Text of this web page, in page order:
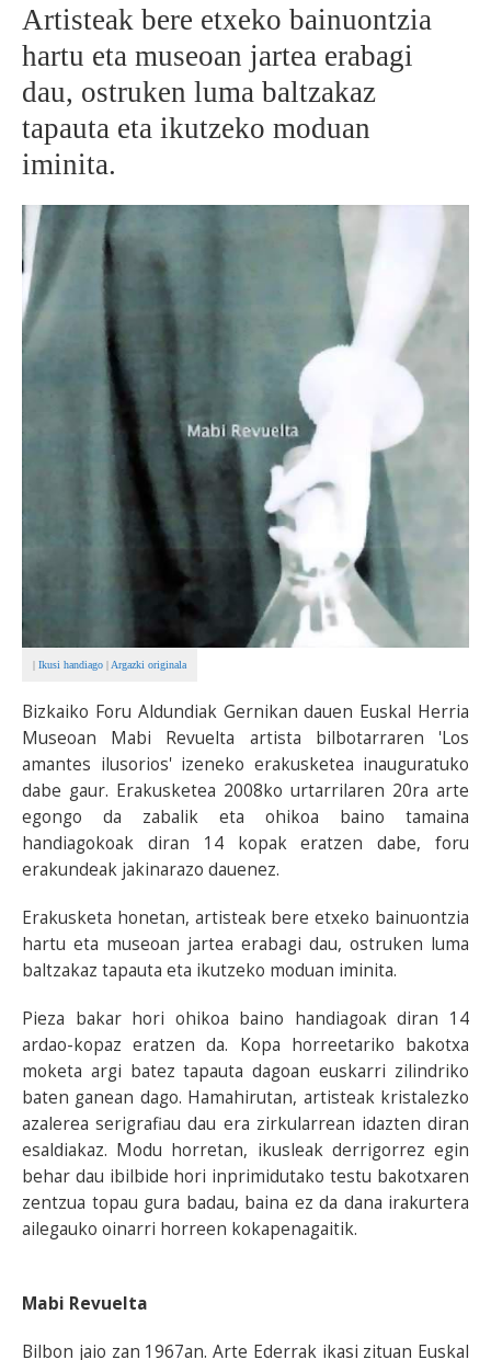
... AUKERA GEHIAGO
Artisteak bere etxeko bainuontzia
hartu eta museoan jartea erabagi
dau, ostruken luma baltzakaz
tapauta eta ikutzeko moduan
iminita.
| Ikusi handiago |Argazki originala
Bizkaiko Foru Aldundiak Gernikan dauen Euskal Herria
Museoan Mabi Revuelta artista bilbotarraren 'Los
amantes ilusorios' izeneko erakusketea inauguratuko
dabe gaur. Erakusketea 2008ko urtarrilaren 20ra arte
egongo da zabalik eta ohikoa baino tamaina
handiagokoak diran 14 kopak eratzen dabe, foru
erakundeak jakinarazo dauenez.
Erakusketa honetan, artisteak bere etxeko bainuontzia
hartu eta museoan jartea erabagi dau, ostruken luma
baltzakaz tapauta eta ikutzeko moduan iminita.
Pieza bakar hori ohikoa baino handiagoak diran 14
ardao-kopaz eratzen da. Kopa horreetariko bakotxa
moketa argi batez tapauta dagoan euskarri zilindriko
baten ganean dago. Hamahirutan, artisteak kristalezko
azalerea serigrafiau dau era zirkularrean idazten diran
esaldiakaz. Modu horretan, ikusleak derrigorrez egin
behar dau ibilbide hori inprimidutako testu bakotxaren
zentzua topau gura badau, baina ez da dana irakurtera
ailegauko oinarri horreen kokapenagaitik.
Mabi Revuelta
Bilbon jaio zan 1967an. Arte Ederrak ikasi zituan Euskal